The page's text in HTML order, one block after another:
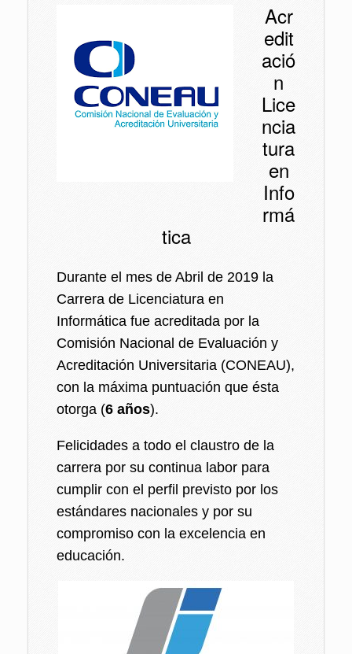
Acr
edit
ació
n
Lice
ncia
tura
en
Info
rmá
tica
Durante el mes de Abril de 2019 la
Carrera de Licenciatura en
Informática fue acreditada por la
Comisión Nacional de Evaluación y
Acreditación Universitaria (CONEAU),
con la máxima puntuación que ésta
otorga (6 años).
Felicidades a todo el claustro de la
carrera por su continua labor para
cumplir con el perfil previsto por los
estándares nacionales y por su
compromiso con la excelencia en
educación.